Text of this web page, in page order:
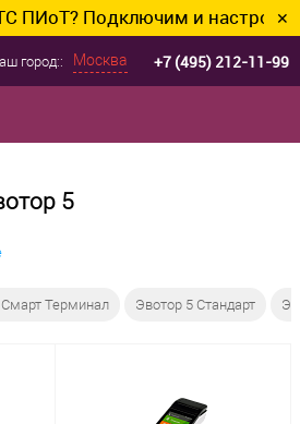
Подключим и настроим без ✕
город:: Москва +7 (495) 212-11-99
5
Терминал Эвотор 5 Стандарт